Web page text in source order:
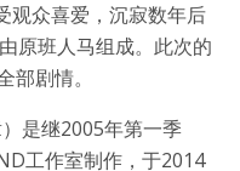
众喜爱，沉寂数年后
原班人马组成。此次的
部剧情。
是继2005年第一季
工作室制作，于2014